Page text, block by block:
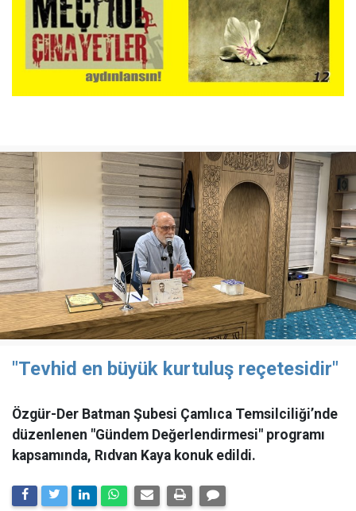
"Tevhid en büyük kurtuluş reçetesidir"
Özgür-Der Batman Şubesi Çamlıca Temsilciliği’nde
düzenlenen "Gündem Değerlendirmesi" programı
kapsamında, Rıdvan Kaya konuk edildi.